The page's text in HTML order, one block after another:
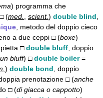
) programma che
(med. scient.) double blind
, metodo del doppio cieco
a due ceppi □ (boxe)
□double bluff , doppio
bluff) □double boiler=
) double bond , doppio
doppia prenotazione □ (anche
□ (di giacca o cappotto)